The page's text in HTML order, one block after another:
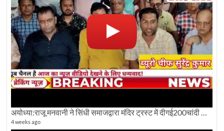
अयोध्या:राजू मनवानी ने सिंधी समाजद्वारा मंदिर ट्रस्ट में दीगई200चांदी की ईंटों पर सवाल का किया विरोध
4 weeks ago